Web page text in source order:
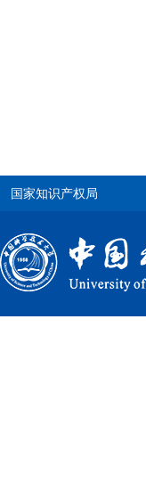
国家知识产权局